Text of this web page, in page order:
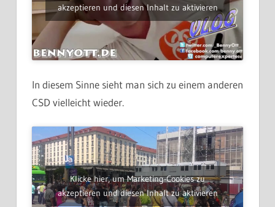
akzeptieren und diesen Inhalt zu aktivieren
In diesem Sinne sieht man sich zu einem anderen
CSD vielleicht wieder.
Klicke hier, um Marketing-Cookies zu
akzeptieren und diesen Inhalt zu aktivieren